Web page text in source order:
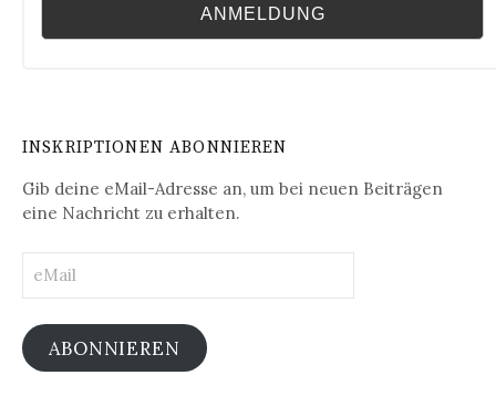
INSKRIPTIONEN ABONNIEREN
Gib deine eMail-Adresse an, um bei neuen Beiträgen
eine Nachricht zu erhalten.
ABONNIEREN